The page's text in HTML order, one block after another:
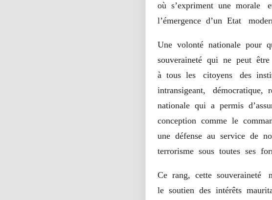
où s’expriment une morale
l’émergence d’un Etat
Une volonté nationale pour
souveraineté qui ne peut
à tous les citoyens des
intransigeant, démocratique,
nationale qui a permis
conception comme le
une défense au service de
terrorisme sous toutes ses
Ce rang, cette souveraineté
le soutien des intérêts